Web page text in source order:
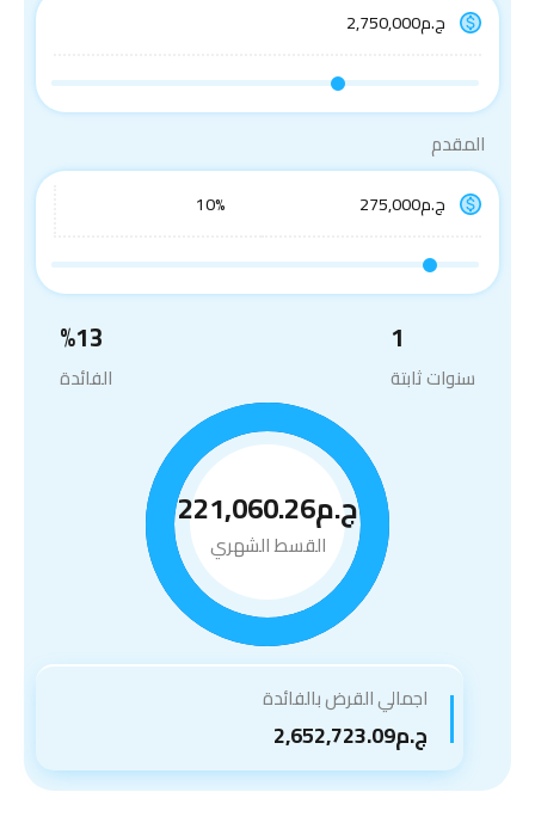
المقدم
1
سنوات ثابتة
13
%
الفائدة
ج.م221,060.26
القسط الشهري
اجمالي القرض بالفائدة
ج.م2,652,723.09